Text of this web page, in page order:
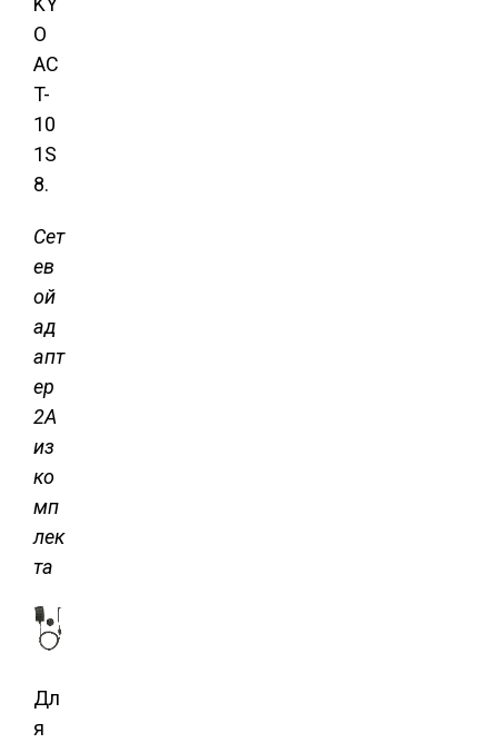
O
AC
T-
10
1S
8.
Сет
ев
ой
ад
апт
ер
2А
из
ко
мп
лек
та
Дл
я